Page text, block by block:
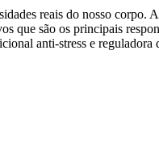
reais do nosso
que são os principais
anti-stress e reguladora